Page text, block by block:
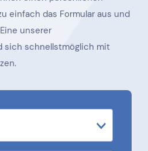
einfach das Formular aus und
unserer
sich schnellstmöglich mit